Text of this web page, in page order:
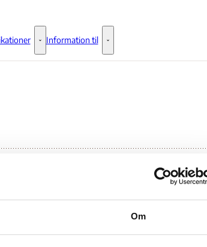
Om
Publikationer - Flere links
Information til Information til - Flere links
-